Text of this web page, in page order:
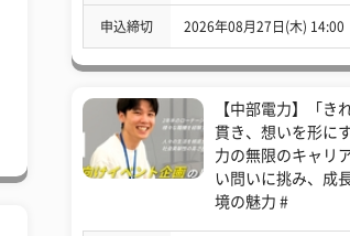
申込締切 2026年08月27日(木) 14:00
【中部電力】「き
貫き、想いを形に
力の無限のキャリ
い問いに挑み、成
境の魅力 #